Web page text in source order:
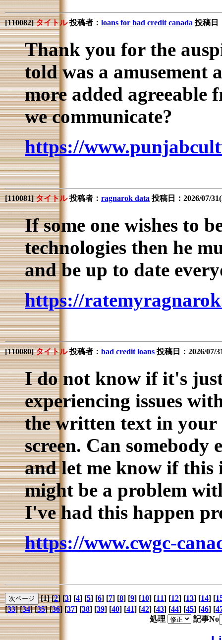
[110082]タイトル投稿者： loans for bad credit canada 投稿日
Thank you for the
told was a amusement
more added agreeable
we communicate?
https://
[110081]タイトル投稿者： ragnarok data 投稿日：2026/07/
If some one wishes to
technologies then he
and be up to date
https://
[110080]タイトル投稿者： bad credit loans投稿日：2026/07/
I do not know if it's
experiencing issues
the written text in
screen. Can somebody
and let me know if this
might be a problem
I've had this happen
https://www.cwgc-
[1][2] [3] [4] [5] [6] [7] [8] [9] [10] [11] [12] [13] [14] [
[33] [34] [35] [36] [37] [38] [39] [40] [41] [42] [43] [44] [45] [46] [
処理
記事No